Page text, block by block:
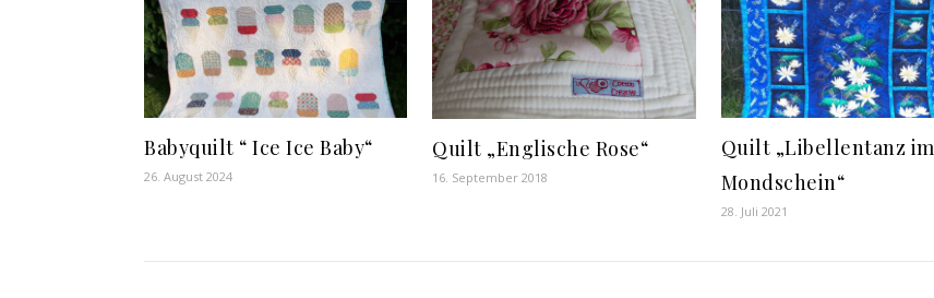
Babyquilt “ Ice Ice Baby“
26. August 2024
Quilt „Englische Rose“
16. September 2018
Quilt „Libellentanz im
Mondschein“
28. Juli 2021